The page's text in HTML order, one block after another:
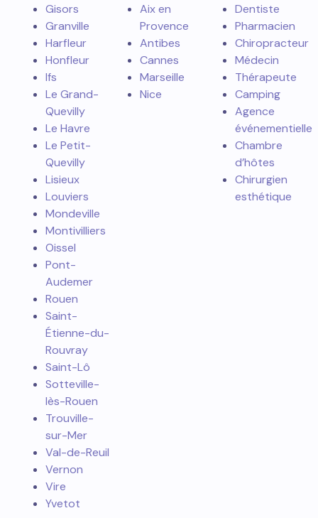
Gisors
Granville
Harfleur
Honfleur
Ifs
Le Grand-
Quevilly
Le Havre
Le Petit-
Quevilly
Lisieux
Louviers
Mondeville
Montivilliers
Oissel
Pont-
Audemer
Rouen
Saint-
Étienne-du-
Rouvray
Saint-Lô
Sotteville-
lès-Rouen
Trouville-
sur-Mer
Val-de-Reuil
Vernon
Vire
Yvetot
Aix en
Provence
Antibes
Cannes
Marseille
Nice
Dentiste
Pharmacien
Chiropracteur
Médecin
Thérapeute
Camping
Agence
événementielle
Chambre
d’hôtes
Chirurgien
esthétique